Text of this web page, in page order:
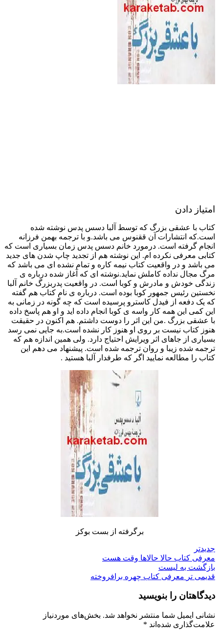
امتیاز دادن
کتاب با عشقی بزرگ که توسط آلبا دسس پدس نوشته شده
است.که انتشارات آن ققنوس می باشد.و با ترجمه بهمن فرزانه
انجام گرفته است. درمورد خانم دسس پدس زمان بسیاری است که
کتابی معرفی نکرده ام. این نوشته هم از تجدید چاپ شدن های جدید
می باشد و در واقعیت کتاب نیمه کاره و تمام نشده ای می باشد که
مرگ مجال نداده کاملش نماید.نوشته ای که آغاز شده درباره ی
زندگی خودش و مادرش و کوبا است. در واقعیت پدربزرگ خانم آلبا
نخستین رئیس جمهور کوبا بوده است. درباره ی نام کتاب هم گفته
که یک دفعه از فیدل کاسترو پرسیده است که چه گونه در زمانی به
این کمی این همه کار واسه ی کوبا انجام داده اید و او هم پاسخ داده
با عشقی بزرگ .من این اثر را دوست داشتم. هم اکنون در حقیقت
هنوز کتاب نیست بر روی او هنوز کار نشده است.به جایی نمی رسد
بسیاری از جاهای اثر ویرایش احتیاج دارد. ولی همین اندازه هم که
ترجمه شده زیبا و روان ترجمه شده است. پیشنهاد می دهم این
کتاب را مطالعه نمایید اگر که طرفدار آلبا هستید .
برگرفته از بست بوکز
جدیدتر
معرفی کتاب حالا حالاها وقت هست
بازگشت به لیست
قدیمی تر معرفی کتاب چهره برافروخته
دیدگاهتان را بنویسید
نشانی ایمیل شما منتشر نخواهد شد. بخش‌های موردنیاز
علامت‌گذاری شده‌اند *